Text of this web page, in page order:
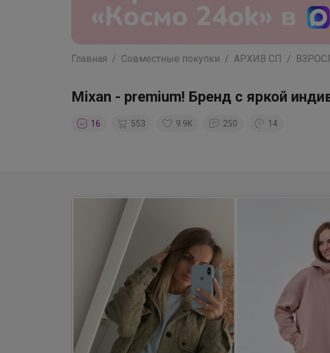
Главная Совместные покупки АРХИВ СП
Mixan - premium! Бренд с яркой
16 553 9.9K 250 14